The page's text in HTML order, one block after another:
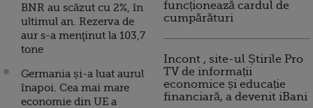
BNR au scăzut cu 2%, în
ultimul an. Rezerva de
aur s-a menţinut la 103,7
tone
Germania și-a luat aurul
înapoi. Cea mai mare
economie din UE a
funcționează cardul de
cumpărături
Incont , site-ul Știrile Pro
TV de informații
economice și educație
financiară, a devenit iBani